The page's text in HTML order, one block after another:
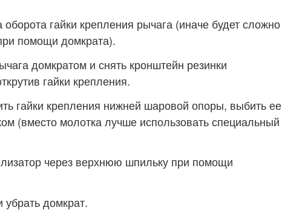
оборота гайки крепления рычага (иначе будет сложно
помощи домкрата).
домкратом и снять кронштейн резинки
гайки крепления.
гайки крепления нижней шаровой опоры, выбить ее
(вместо молотка лучше использовать специальный
через верхнюю шпильку при помощи
убрать домкрат.